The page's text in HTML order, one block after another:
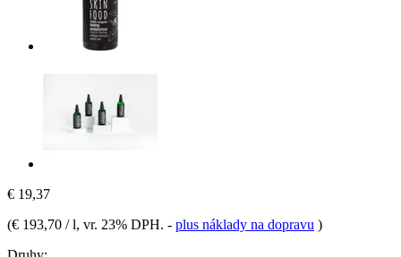
€ 19,37
(€ 193,70 / l, vr. 23% DPH. - plus náklady na dopravu )